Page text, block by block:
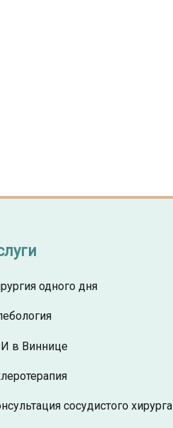
одного дня
в Виннице
сосудистого хирурга